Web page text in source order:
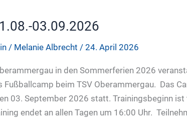
03.09.2026
/ Melanie Albrecht / 24. April 2026
in den Sommerferien 2026
beim TSV Oberammergau. Das
03. September 2026 statt. Trainingsbeginn
endet an allen Tagen um 16:00 Uhr.